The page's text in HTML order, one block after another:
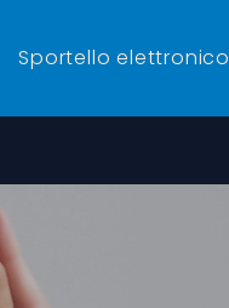
Sportello elettronico